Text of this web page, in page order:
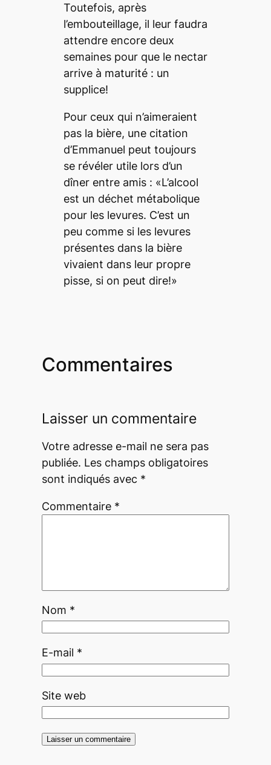
Toutefois, après
l’embouteillage, il leur faudra
attendre encore deux
semaines pour que le nectar
arrive à maturité : un
supplice!
Pour ceux qui n’aimeraient
pas la bière, une citation
d’Emmanuel peut toujours
se révéler utile lors d’un
dîner entre amis : «L’alcool
est un déchet métabolique
pour les levures. C’est un
peu comme si les levures
présentes dans la bière
vivaient dans leur propre
pisse, si on peut dire!»
Commentaires
Laisser un commentaire
Votre adresse e-mail ne sera pas
publiée. Les champs obligatoires
sont indiqués avec *
Commentaire *
Nom *
E-mail *
Site web